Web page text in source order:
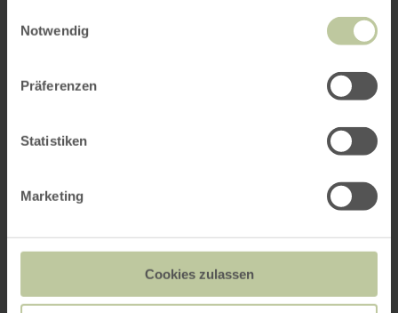
Notwendig
Präferenzen
Statistiken
Marketing
Cookies zulassen